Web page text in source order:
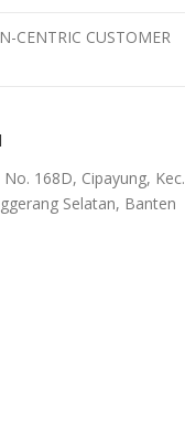
CENTRIC CUSTOMER
168D, Cipayung, Kec.
Selatan, Banten